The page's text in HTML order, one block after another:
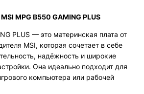
MPG B550 GAMING PLUS
PLUS — это материнская плата от
MSI, которая сочетает в себе
надёжность и широкие
Она идеально подходит для
компьютера или рабочей